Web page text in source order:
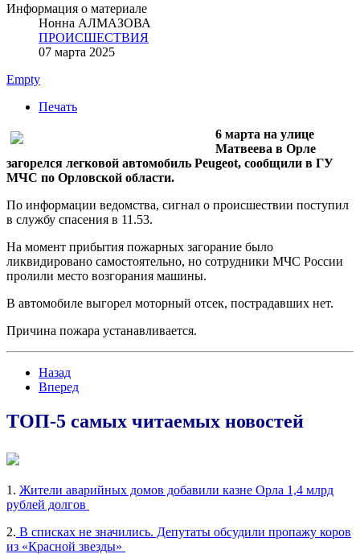
Информация о материале
Нонна АЛМАЗОВА
ПРОИСШЕСТВИЯ
07 марта 2025
Empty
Печать
6 марта на улице
Матвеева в Орле
загорелся легковой автомобиль Peugeot, сообщили в ГУ
МЧС по Орловской области.
По информации ведомства, сигнал о происшествии поступил
в службу спасения в 11.53.
На момент прибытия пожарных загорание было
ликвидировано самостоятельно, но сотрудники МЧС России
пролили место возгорания машины.
В автомобиле выгорел моторный отсек, пострадавших нет.
Причина пожара устанавливается.
Назад
Вперед
ТОП-5 самых читаемых новостей
1. Жители аварийных домов добавили казне Орла 1,4 млрд
рублей долгов
2. В списках не значились. Депутаты обсудили пропажу коров
из «Красной звезды»